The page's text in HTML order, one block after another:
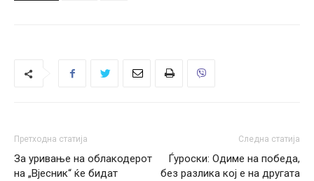
Претходна статија
За уривање на облакодерот
на „Вјесник“ ќе бидат
Следна статија
Ѓуроски: Oдиме на победа,
без разлика кој е на другата